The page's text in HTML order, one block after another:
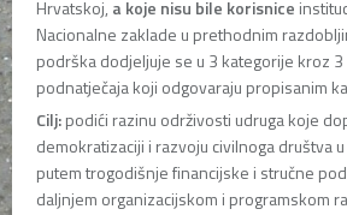
Hrvatskoj, a koje nisu bile korisnice
Nacionalne zaklade u prethodnim
podrška dodjeljuje se u 3 kategorije kroz
podnatječaja koji odgovaraju propisanim
Cilj:podići razinu održivosti udruga koje
demokratizaciji i razvoju civilnoga društva
putem trogodišnje financijske i stručne
daljnjem organizacijskom i programskom